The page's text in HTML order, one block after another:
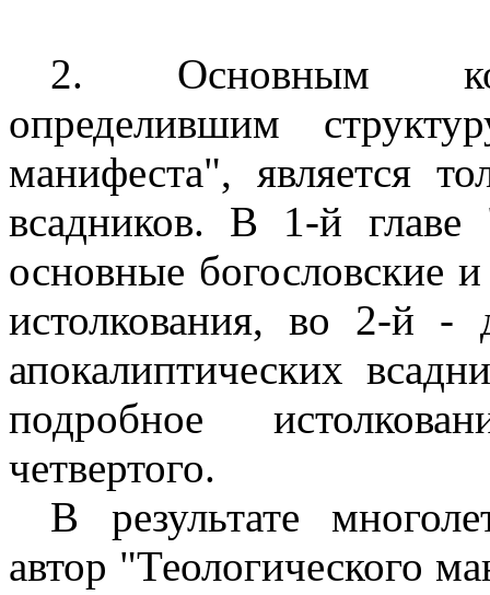
2. Основным
определившим
манифеста", является
всадников. В 1-й главе
основные богословские
истолкования, во 2-й -
апокалиптических
подробное
четвертого.
В результате
автор "Теологического